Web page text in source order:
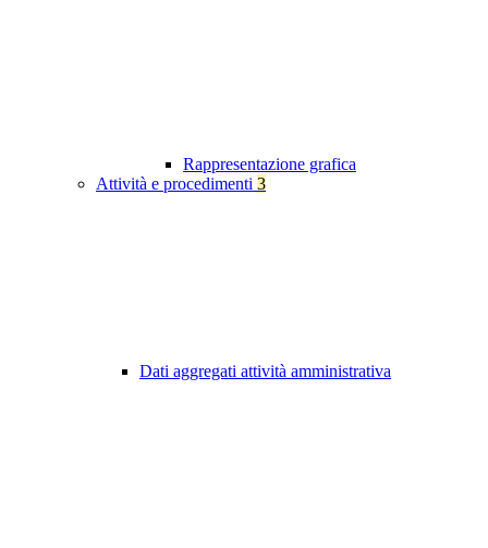
Rappresentazione grafica
Attività e procedimenti 3
Dati aggregati attività amministrativa